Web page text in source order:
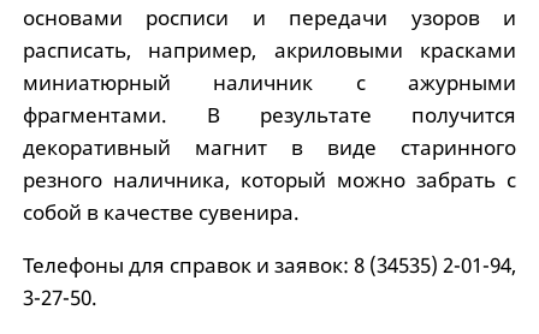
основами росписи и передачи узоров и
расписать, например, акриловыми красками
миниатюрный наличник с ажурными
фрагментами. В результате получится
декоративный магнит в виде старинного
резного наличника, который можно забрать с
собой в качестве сувенира.
Телефоны для справок и заявок: 8 (34535) 2-01-94,
3-27-50.